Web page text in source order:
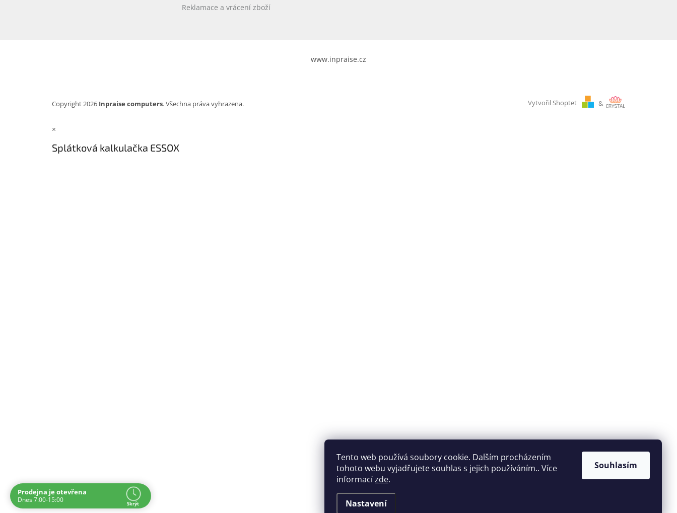
Tento web používá soubory cookie. Dalším procházením
tohoto webu vyjadřujete souhlas s jejich používáním.. Více
informacízde.
Nastavení
Souhlasím
Reklamace a vrácení zboží
www.inpraise.cz
Vytvořil Shoptet &
Copyright 2026 Inpraise computers. Všechna práva vyhrazena.
×
Splátková kalkulačka ESSOX
Prodejna je otevřena
Dnes 7:00-15:00
Skrýt
Navštivte nás osobně
Čas